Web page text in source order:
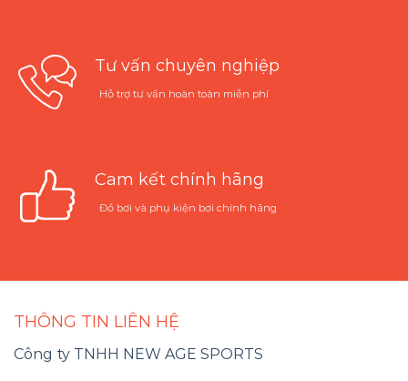
Tư vấn chuyên nghiệp
Hỗ trợ tư vấn hoàn toàn miễn phí
Cam kết chính hãng
Đồ bơi và phụ kiện bơi chính hãng
THÔNG TIN LIÊN HỆ
Công ty TNHH NEW AGE SPORTS